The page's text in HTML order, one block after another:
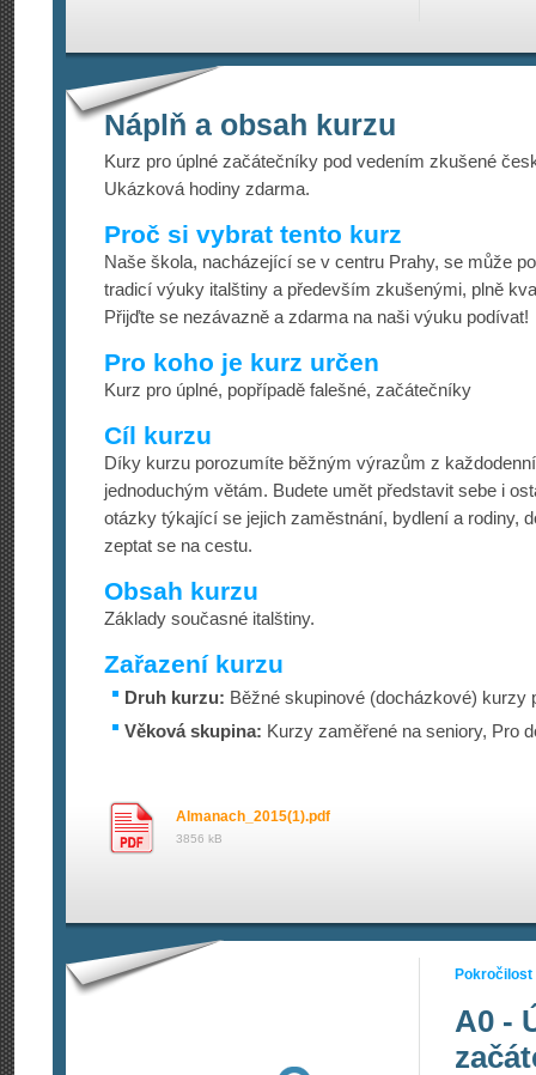
Náplň a obsah kurzu
Kurz pro úplné začátečníky pod vedením zkušené
Ukázková hodiny zdarma.
Proč si vybrat tento kurz
Naše škola, nacházející se v centru Prahy, se může
tradicí výuky italštiny a především zkušenými, plně
Přijďte se nezávazně a zdarma na naši výuku podívat!
Pro koho je kurz určen
Kurz pro úplné, popřípadě falešné, začátečníky
Cíl kurzu
Díky kurzu porozumíte běžným výrazům z
jednoduchým větám. Budete umět představit sebe i
otázky týkající se jejich zaměstnání, bydlení a rodiny,
zeptat se na cestu.
Obsah kurzu
Základy současné italštiny.
Zařazení kurzu
Druh kurzu: Běžné skupinové (docházkové) kurzy
Věková skupina: Kurzy zaměřené na seniory, Pro
Almanach_2015(1).pdf
3856 kB
Pokročilost
A0 -